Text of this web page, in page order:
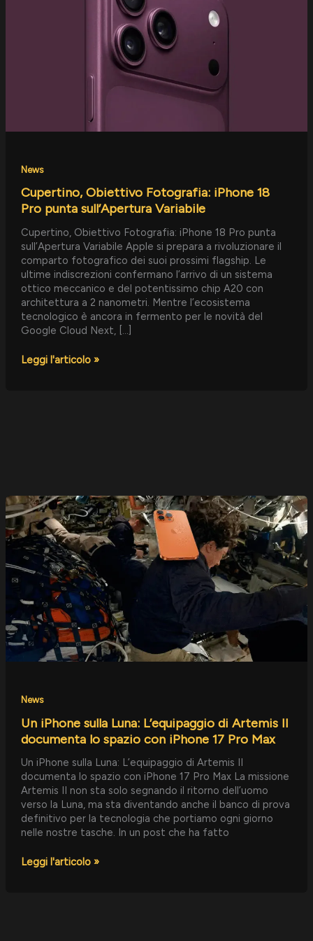
News
Cupertino, Obiettivo Fotografia: iPhone 18
Pro punta sull’Apertura Variabile
Cupertino, Obiettivo Fotografia: iPhone 18 Pro punta
sull’Apertura Variabile Apple si prepara a rivoluzionare il
comparto fotografico dei suoi prossimi flagship. Le
ultime indiscrezioni confermano l’arrivo di un sistema
ottico meccanico e del potentissimo chip A20 con
architettura a 2 nanometri. Mentre l’ecosistema
tecnologico è ancora in fermento per le novità del
Google Cloud Next, […]
Leggi l'articolo »
News
Un iPhone sulla Luna: L’equipaggio di Artemis II
documenta lo spazio con iPhone 17 Pro Max
Un iPhone sulla Luna: L’equipaggio di Artemis II
documenta lo spazio con iPhone 17 Pro Max La missione
Artemis II non sta solo segnando il ritorno dell’uomo
verso la Luna, ma sta diventando anche il banco di prova
definitivo per la tecnologia che portiamo ogni giorno
nelle nostre tasche. In un post che ha fatto
Un
iPhone
sulla
Luna:
L’equipaggio
di
Artemis
II
documenta
lo
spazio
con
Pro
Leggi l'articolo »